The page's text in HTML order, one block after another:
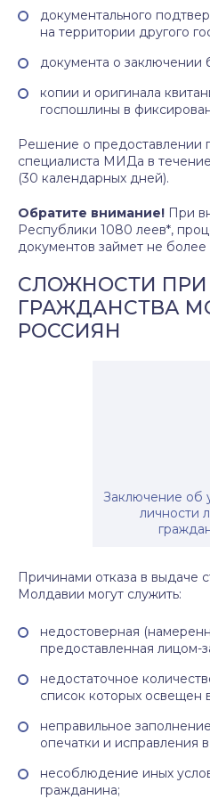
документального
на территории другого
документа о заключении
копии и оригинала
госпошлины в
Решение о предоставлении
специалиста МИДа в
(30 календарных дней).
Обратите внимание! При
Республики 1080 леев*,
документов займет не более
СЛОЖНОСТИ
ГРАЖДАНСТВА
РОССИЯН
Заключение об
личности
Причинами отказа в выдаче
Молдавии могут служить:
недостоверная
предоставленная лицом-
недостаточное
список которых освещен
неправильное
опечатки и исправления
несоблюдение иных
гражданина;